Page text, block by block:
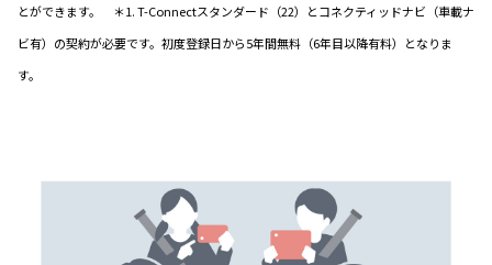
とができます。 ＊1. T-Connectスタンダード（22）とコネクティッドナビ（車載ナ
ビ有）の契約が必要です。初度登録日から5年間無料（6年目以降有料）となりま
す。